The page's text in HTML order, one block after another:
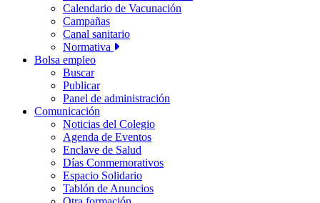
Calendario de Vacunación
Campañas
Canal sanitario
Normativa
Bolsa empleo
Buscar
Publicar
Panel de administración
Comunicación
Noticias del Colegio
Agenda de Eventos
Enclave de Salud
Días Conmemorativos
Espacio Solidario
Tablón de Anuncios